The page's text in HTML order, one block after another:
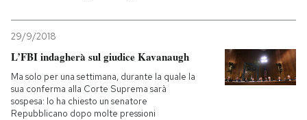
29/9/2018
L’FBI indagherà sul giudice Kavanaugh
Ma solo per una settimana, durante la quale la
sua conferma alla Corte Suprema sarà
sospesa: lo ha chiesto un senatore
Repubblicano dopo molte pressioni